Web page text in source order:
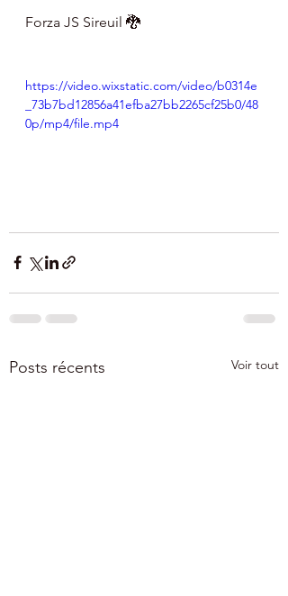
Forza JS Sireuil 🐉
https://video.wixstatic.com/video/b0314e
_73b7bd12856a41efba27bb2265cf25b0/48
0p/mp4/file.mp4
Posts récents Voir tout